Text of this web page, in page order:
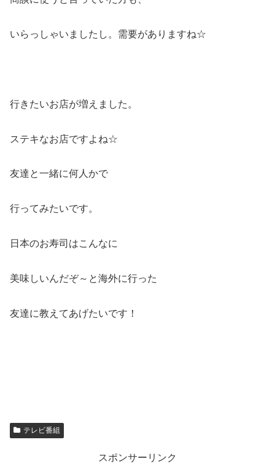
いらっしゃいましたし。需要がありますね☆
行きたいお店が増えました。
ステキなお店ですよね☆
友達と一緒に何人かで
行ってみたいです。
日本のお寿司はこんなに
美味しいんだぞ～と海外に行った
友達に教えてあげたいです！
テレビ番組
スポンサーリンク